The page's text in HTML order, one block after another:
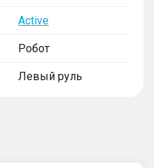
Active
Робот
Левый руль